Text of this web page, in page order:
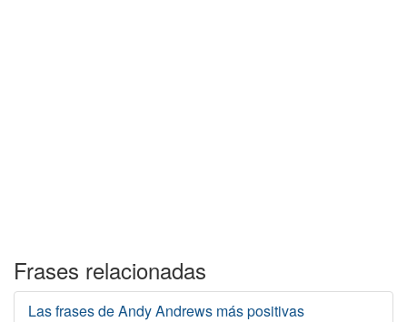
Frases relacionadas
Las frases de Andy Andrews más positivas